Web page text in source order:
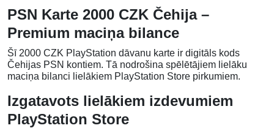
PSN Karte 2000 CZK Čehija –
Premium maciņa bilance
Šī 2000 CZK PlayStation dāvanu karte ir digitāls kods
Čehijas PSN kontiem. Tā nodrošina spēlētājiem lielāku
maciņa bilanci lielākiem PlayStation Store pirkumiem.
Izgatavots lielākiem izdevumiem
PlayStation Store